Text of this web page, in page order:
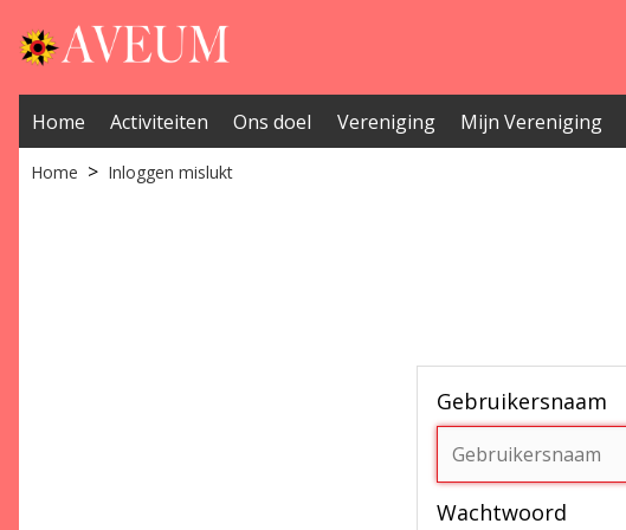
Home Activiteiten Ons doel Vereniging Mijn Vereniging
Home Inloggen mislukt
Gebruikersnaam
Wachtwoord